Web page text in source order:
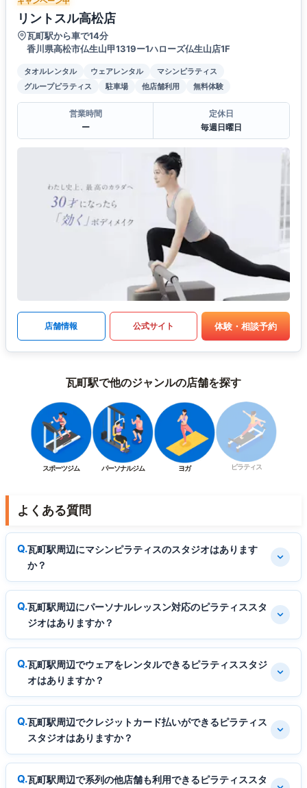
リントスル高松店
瓦町駅から車で14分
香川県高松市仏生山甲1319ー1ハローズ仏生山店1F
タオルレンタル ウェアレンタル
マシンピラティス
グループピラティス
駐車場 他店舗利用 無料体験
営業時間
ー
定休日
毎週日曜日
店舗情報 公式サイト 体験・相談予約
瓦町駅で他のジャンルの店舗を探す
スポーツジム パーソナルジム ヨガ ピラティス
よくある質問
瓦町駅周辺にマシンピラティスのスタジオはあります
か？
瓦町駅周辺にパーソナルレッスン対応のピラティススタ
ジオはありますか？
瓦町駅周辺でウェアをレンタルできるピラティススタジ
オはありますか？
瓦町駅周辺でクレジットカード払いができるピラティス
スタジオはありますか？
瓦町駅周辺で系列の他店舗も利用できるピラティススタ